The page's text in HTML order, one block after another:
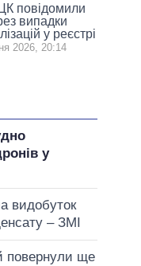
повідомили
випадки
у реєстрі
2026, 20:14
у
видобуток
– ЗМІ
повернули ще